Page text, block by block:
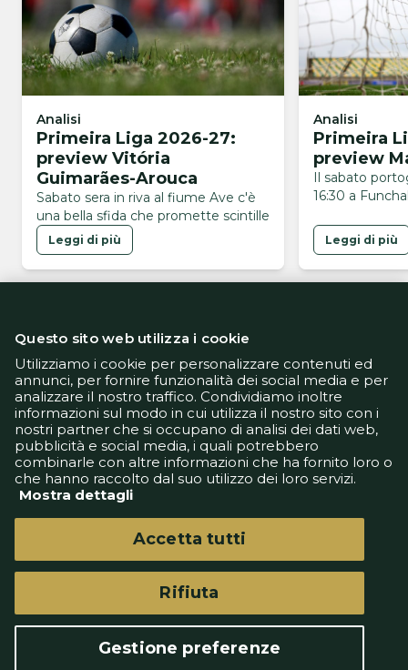
Analisi
Primeira Liga 2026-27:
preview Vitória
Guimarães-Arouca
Sabato sera in riva al fiume Ave c'è
una bella sfida che promette scintille
Leggi di più
Analisi
Primeira
preview
Il sabato
16:30 a
Leggi di più
Informativa Privacy
Informativa Cookie
Tech App
Gestione preferenze
support@goldbetlive.it
GoldBetlive è un sito di GBO Italy Spa
Questo sito non rappresenta una testata
giornalistica in quanto viene aggiornato senza
Questo sito web utilizza i cookie
Utilizziamo i cookie per personalizzare contenuti ed
annunci, per fornire funzionalità dei social media e per
analizzare il nostro traffico. Condividiamo inoltre
informazioni sul modo in cui utilizza il nostro sito con i
nostri partner che si occupano di analisi dei dati web,
pubblicità e social media, i quali potrebbero
combinarle con altre informazioni che ha fornito loro o
che hanno raccolto dal suo utilizzo dei loro servizi.
Mostra dettagli
Gestione preferenze
Rifiuta
Accetta tutti